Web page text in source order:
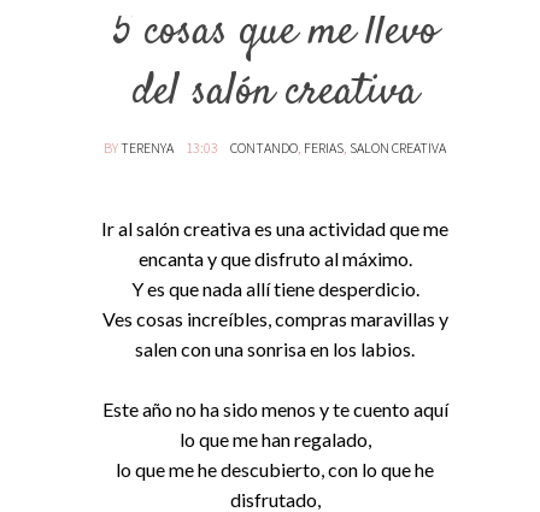
5 cosas que me llevo
del salón creativa
BYTERENYA 13:03 CONTANDO, FERIAS, SALON CREATIVA
Ir al salón creativa es una actividad que me
encanta y que disfruto al máximo.
Y es que nada allí tiene desperdicio.
Ves cosas increíbles, compras maravillas y
salen con una sonrisa en los labios.
Este año no ha sido menos y te cuento aquí
lo que me han regalado,
lo que me he descubierto, con lo que he
disfrutado,